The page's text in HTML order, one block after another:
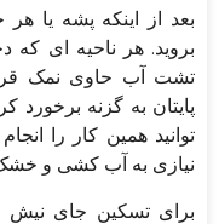
بعد از اینکه پشه یا
بروید. هر ناحیه ای
تشت آب حاوی نمک
پایتان به گزنه
توانید همین کار را
نیازی به آب کشی و
برای تسکین جای نیش